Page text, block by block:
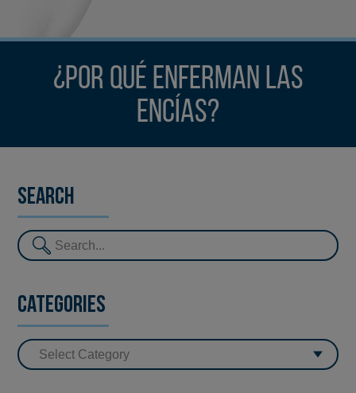
¿Por qué enferman las
encías?
Search
Categories